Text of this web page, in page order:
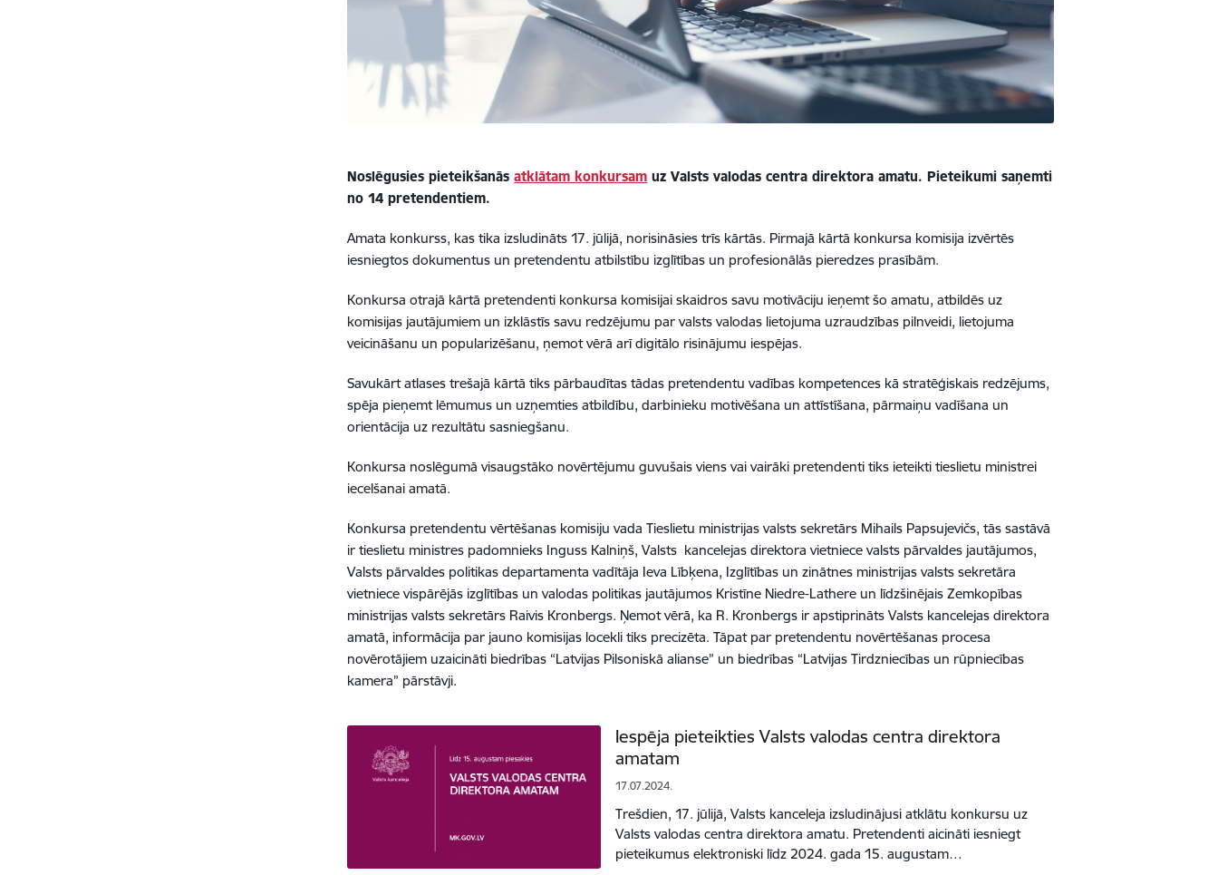
Noslēgusies pieteikšanāsatklātam konkursam uz Valsts valodas centra direktora amatu. Pieteikumi saņemti
no 14 pretendentiem.
Amata konkurss, kas tika izsludināts 17. jūlijā, norisināsies trīs kārtās. Pirmajā kārtā konkursa komisija izvērtēs
iesniegtos dokumentus un pretendentu atbilstību izglītības un profesionālās pieredzes prasībām.
Konkursa otrajā kārtā pretendenti konkursa komisijai skaidros savu motivāciju ieņemt šo amatu, atbildēs uz
komisijas jautājumiem un izklāstīs savu redzējumu par valsts valodas lietojuma uzraudzības pilnveidi, lietojuma
veicināšanu un popularizēšanu, ņemot vērā arī digitālo risinājumu iespējas.
Savukārt atlases trešajā kārtā tiks pārbaudītas tādas pretendentu vadības kompetences kā stratēģiskais redzējums,
spēja pieņemt lēmumus un uzņemties atbildību, darbinieku motivēšana un attīstīšana, pārmaiņu vadīšana un
orientācija uz rezultātu sasniegšanu.
Konkursa noslēgumā visaugstāko novērtējumu guvušais viens vai vairāki pretendenti tiks ieteikti tieslietu ministrei
iecelšanai amatā.
Konkursa pretendentu vērtēšanas komisiju vada Tieslietu ministrijas valsts sekretārs Mihails Papsujevičs, tās sastāvā
ir tieslietu ministres padomnieks Inguss Kalniņš, Valsts kancelejas direktora vietniece valsts pārvaldes jautājumos,
Valsts pārvaldes politikas departamenta vadītāja Ieva Lībķena, Izglītības un zinātnes ministrijas valsts sekretāra
vietniece vispārējās izglītības un valodas politikas jautājumos Kristīne Niedre-Lathere un līdzšinējais Zemkopības
ministrijas valsts sekretārs Raivis Kronbergs. Ņemot vērā, ka R. Kronbergs ir apstiprināts Valsts kancelejas direktora
amatā, informācija par jauno komisijas locekli tiks precizēta. Tāpat par pretendentu novērtēšanas procesa
novērotājiem uzaicināti biedrības “Latvijas Pilsoniskā alianse” un biedrības “Latvijas Tirdzniecības un rūpniecības
kamera” pārstāvji.
Iespēja pieteikties Valsts valodas centra direktora
amatam
17.07.2024.
Trešdien, 17. jūlijā, Valsts kanceleja izsludinājusi atklātu konkursu uz
Valsts valodas centra direktora amatu. Pretendenti aicināti iesniegt
pieteikumus elektroniski līdz 2024. gada 15. augustam…